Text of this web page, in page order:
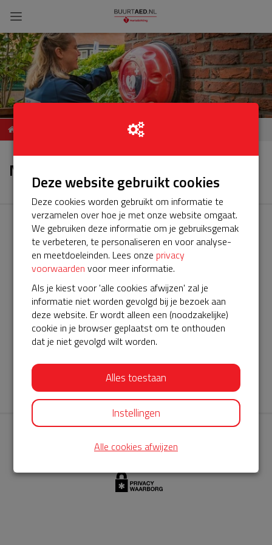
Nieuws
AED360-ProCardio
ServiceBuurtAED wordt aangeboden door de Hartstichting en
AED360-ProCardio. Net als bij BuurtAED is AED360-ProCardio
de leverancier van het servicepakket en ontzorgen zij jou de
komende jaren. AED360-ProCardio is gespecialiseerd in de
levering en het onderhoud van Philips AED’s.
Deze website gebruikt cookies
Deze cookies worden gebruikt om informatie te
verzamelen over hoe je met onze website omgaat.
We gebruiken deze informatie om je gebruiksgemak
te verbeteren, te personaliseren en voor analyse-
en meetdoeleinden. Lees onze privacy
voorwaarden voor meer informatie.
Als je kiest voor 'alle cookies afwijzen' zal je
informatie niet worden gevolgd bij je bezoek aan
deze website. Er wordt alleen een (noodzakelijke)
cookie in je browser geplaatst om te onthouden
dat je niet gevolgd wilt worden.
Alles toestaan
Instellingen
Alle cookies afwijzen